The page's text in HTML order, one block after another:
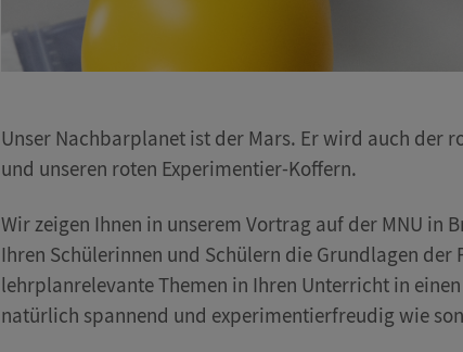
Unser Nachbarplanet ist der Mars. Er wird auch der
und unseren roten Experimentier-Koffern.
Wir zeigen Ihnen in unserem Vortrag auf der MNU in
Ihren Schülerinnen und Schülern die Grundlagen der
lehrplanrelevante Themen in Ihren Unterricht in
natürlich spannend und experimentierfreudig wie